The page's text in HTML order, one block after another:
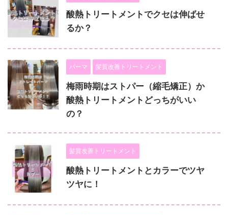
酸熱トリートメントでクセは伸ばせ
るか？
パーマ 髪質改善トリートメント
梅雨時期はストパー（縮毛矯正）か
酸熱トリートメントどっちがいい
の？
髪質改善トリートメント
酸熱トリートメントとカラーでツヤ
ツヤに！